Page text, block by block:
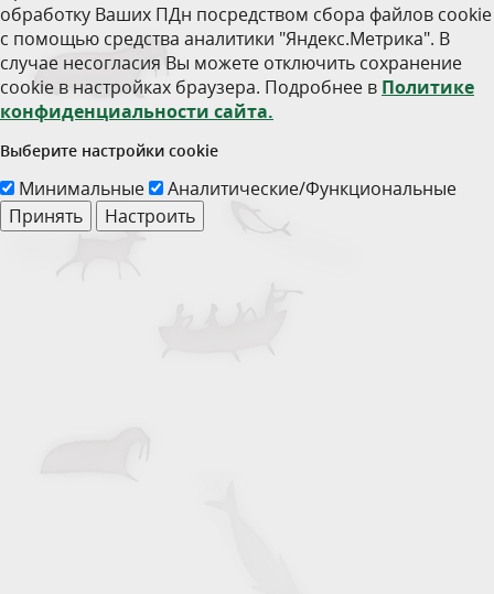
обработку Ваших ПДн посредством сбора файлов cookie
с помощью средства аналитики "Яндекс.Метрика". В
случае несогласия Вы можете отключить сохранение
cookie в настройках браузера. Подробнее в Политике
конфиденциальности сайта.
Выберите настройки cookie
Минимальные
Аналитические/Функциональные
Принять
Настроить